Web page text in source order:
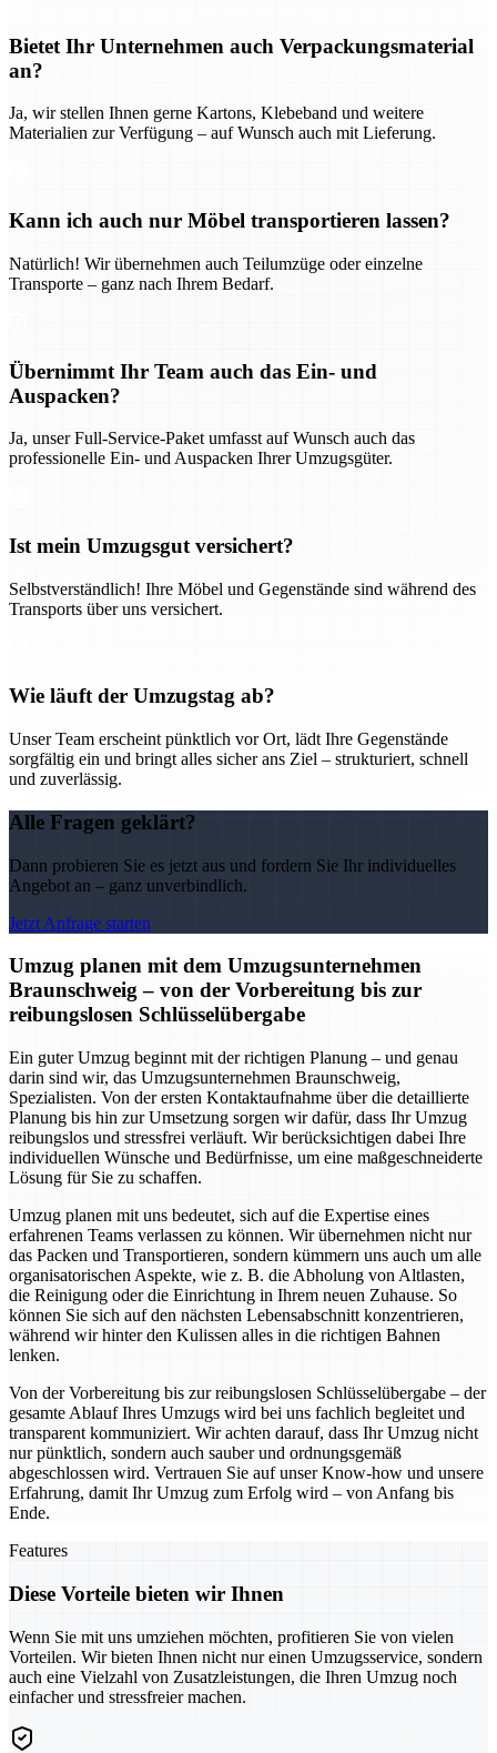
Bietet Ihr Unternehmen auch Verpackungsmaterial
an?
Ja, wir stellen Ihnen gerne Kartons, Klebeband und weitere
Materialien zur Verfügung – auf Wunsch auch mit Lieferung.
Kann ich auch nur Möbel transportieren lassen?
Natürlich! Wir übernehmen auch Teilumzüge oder einzelne
Transporte – ganz nach Ihrem Bedarf.
Übernimmt Ihr Team auch das Ein- und
Auspacken?
Ja, unser Full-Service-Paket umfasst auf Wunsch auch das
professionelle Ein- und Auspacken Ihrer Umzugsgüter.
Ist mein Umzugsgut versichert?
Selbstverständlich! Ihre Möbel und Gegenstände sind während des
Transports über uns versichert.
Wie läuft der Umzugstag ab?
Unser Team erscheint pünktlich vor Ort, lädt Ihre Gegenstände
sorgfältig ein und bringt alles sicher ans Ziel – strukturiert, schnell
und zuverlässig.
Alle Fragen geklärt?
Dann probieren Sie es jetzt aus und fordern Sie Ihr individuelles
Angebot an – ganz unverbindlich.
Jetzt Anfrage starten
Umzug planen mit dem Umzugsunternehmen
Braunschweig – von der Vorbereitung bis zur
reibungslosen Schlüsselübergabe
Ein guter Umzug beginnt mit der richtigen Planung – und genau
darin sind wir, das Umzugsunternehmen Braunschweig,
Spezialisten. Von der ersten Kontaktaufnahme über die detaillierte
Planung bis hin zur Umsetzung sorgen wir dafür, dass Ihr Umzug
reibungslos und stressfrei verläuft. Wir berücksichtigen dabei Ihre
individuellen Wünsche und Bedürfnisse, um eine maßgeschneiderte
Lösung für Sie zu schaffen.
Umzug planen mit uns bedeutet, sich auf die Expertise eines
erfahrenen Teams verlassen zu können. Wir übernehmen nicht nur
das Packen und Transportieren, sondern kümmern uns auch um alle
organisatorischen Aspekte, wie z. B. die Abholung von Altlasten,
die Reinigung oder die Einrichtung in Ihrem neuen Zuhause. So
können Sie sich auf den nächsten Lebensabschnitt konzentrieren,
während wir hinter den Kulissen alles in die richtigen Bahnen
lenken.
Von der Vorbereitung bis zur reibungslosen Schlüsselübergabe – der
gesamte Ablauf Ihres Umzugs wird bei uns fachlich begleitet und
transparent kommuniziert. Wir achten darauf, dass Ihr Umzug nicht
nur pünktlich, sondern auch sauber und ordnungsgemäß
abgeschlossen wird. Vertrauen Sie auf unser Know-how und unsere
Erfahrung, damit Ihr Umzug zum Erfolg wird – von Anfang bis
Ende.
Features
Diese Vorteile bieten wir Ihnen
Wenn Sie mit uns umziehen möchten, profitieren Sie von vielen
Vorteilen. Wir bieten Ihnen nicht nur einen Umzugsservice, sondern
auch eine Vielzahl von Zusatzleistungen, die Ihren Umzug noch
einfacher und stressfreier machen.